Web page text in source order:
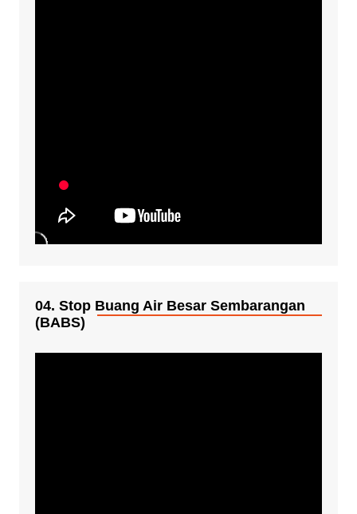
04. Stop Buang Air Besar Sembarangan
(BABS)